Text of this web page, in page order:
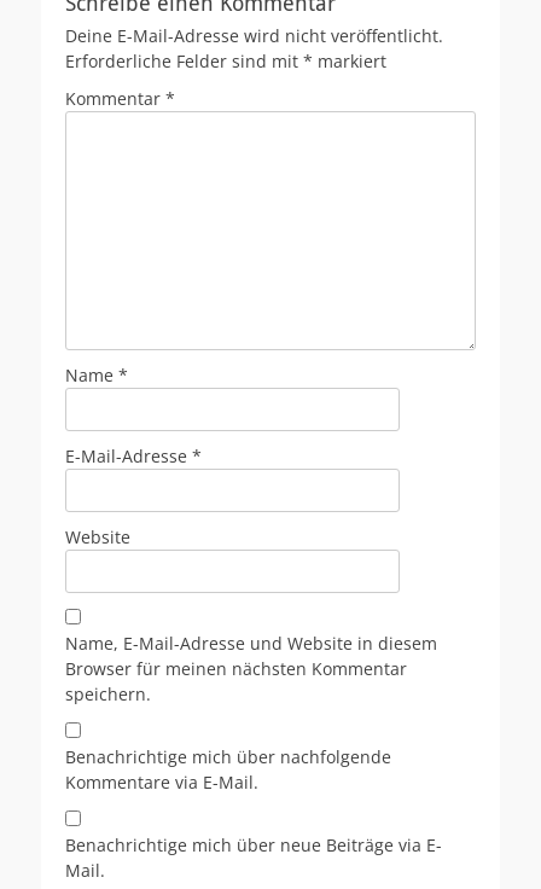
Deine E-Mail-Adresse wird nicht veröffentlicht.
Erforderliche Felder sind mit * markiert
Kommentar *
Name *
E-Mail-Adresse *
Website
Name, E-Mail-Adresse und Website in diesem
Browser für meinen nächsten Kommentar
speichern.
Benachrichtige mich über nachfolgende
Kommentare via E-Mail.
Benachrichtige mich über neue Beiträge via E-
Mail.